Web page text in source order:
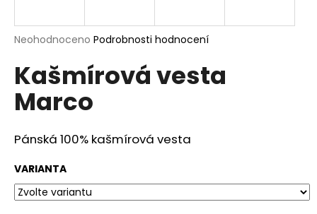
Průměrné
produktu
je
0,0
hvězdiček.
Neohodnoceno Podrobnosti hodnocení
Kašmírová vesta
Marco
Pánská 100% kašmírová vesta
VARIANTA
j
t
?